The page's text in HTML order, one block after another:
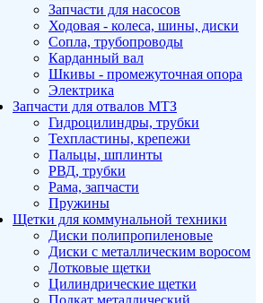
Запчасти для насосов
Ходовая - колеса, шины, диски
Сопла, трубопроводы
Карданный вал
Шкивы - промежуточная опора
Электрика
Запчасти для отвалов МТЗ
Гидроцилиндры, трубки
Техпластины, крепежи
Пальцы, шплинты
РВД, трубки
Рама, запчасти
Пружины
Щетки для коммунальной техники
Диски полипропиленовые
Диски с металлическим воросом
Лотковые щетки
Цилиндрические щетки
Подкат металлический